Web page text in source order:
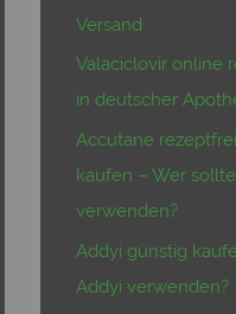
Versand
Valaciclovir online
in deutscher
Accutane
kaufen – Wer
verwenden?
Addyi günstig
Addyi verwenden?